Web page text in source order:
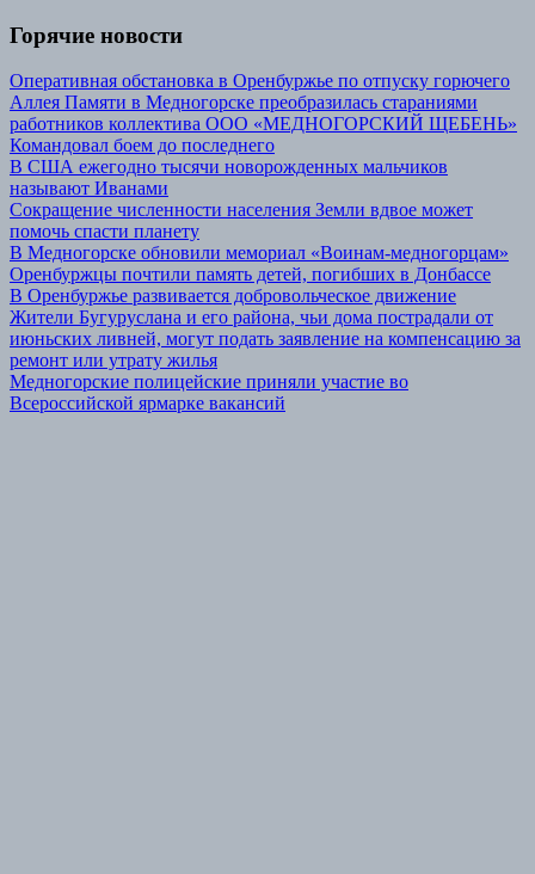
Горячие новости
Оперативная обстановка в Оренбуржье по отпуску горючего
Аллея Памяти в Медногорске преобразилась стараниями
работников коллектива ООО «МЕДНОГОРСКИЙ ЩЕБЕНЬ»
Командовал боем до последнего
В США ежегодно тысячи новорожденных мальчиков
называют Иванами
Сокращение численности населения Земли вдвое может
помочь спасти планету
В Медногорске обновили мемориал «Воинам-медногорцам»
Оренбуржцы почтили память детей, погибших в Донбассе
В Оренбуржье развивается добровольческое движение
Жители Бугуруслана и его района, чьи дома пострадали от
июньских ливней, могут подать заявление на компенсацию за
ремонт или утрату жилья
Медногорские полицейские приняли участие во
Всероссийской ярмарке вакансий